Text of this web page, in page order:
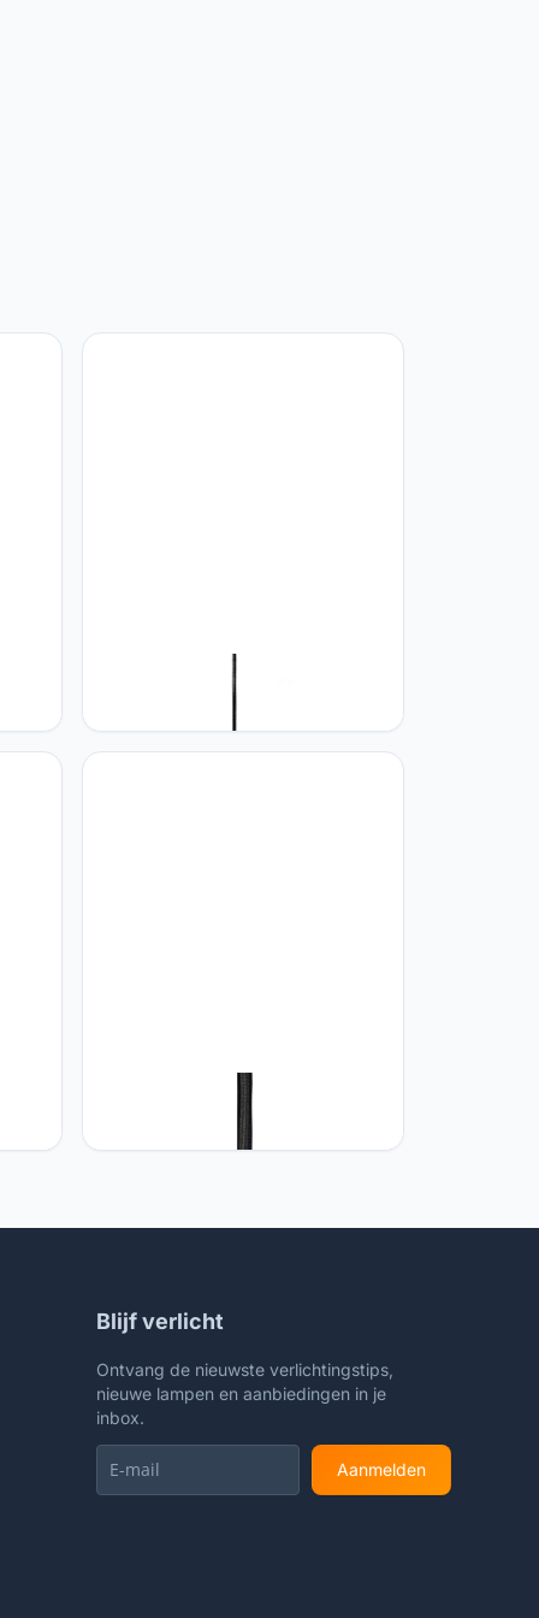
Paco Home Paco Home Plafondlamp
Woonkamer Korf Lamp Hangend
Naturel Vintage E27 Retro Bar, Soort
E27,
Paco Home Paco Home Woonkamer
Eetkamer Pendellamp Eettafel
Modern Hanglamp E27 Plafondlamp
Blijf verlicht
Ontvang de nieuwste verlichtingstips,
nieuwe lampen en aanbiedingen in je
inbox.
Aanmelden